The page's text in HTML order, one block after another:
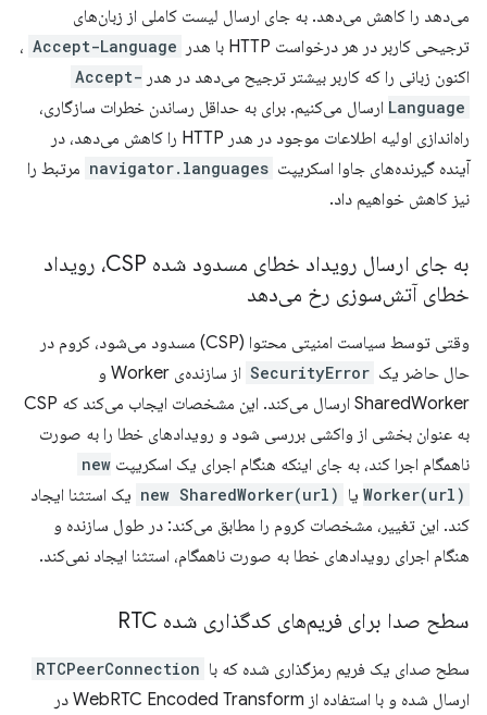
می‌دهد را کاهش می‌دهد. به جای ارسال لیست کاملی از زبان‌های
ترجیحی کاربر در هر درخواست HTTP با هدر
Accept-Language ،
اکنون زبانی را که کاربر بیشتر ترجیح می‌دهد در هدر Accept-
Language ارسال می‌کنیم. برای به حداقل رساندن خطرات سازگاری،
راه‌اندازی اولیه اطلاعات موجود در هدر HTTP را کاهش می‌دهد، در
آینده گیرنده‌های جاوا اسکریپت navigator.languages ​​مرتبط را
نیز کاهش خواهیم داد.
به جای ارسال رویداد خطای مسدود شده CSP، رویداد
خطای آتش‌سوزی رخ می‌دهد
وقتی توسط سیاست امنیتی محتوا (CSP) مسدود می‌شود، کروم در
حال حاضر یک SecurityError
از سازنده‌ی Worker و
SharedWorker ارسال می‌کند. این مشخصات ایجاب می‌کند که CSP
به عنوان بخشی از واکشی بررسی شود و رویدادهای خطا را به صورت
ناهمگام اجرا کند، به جای اینکه هنگام اجرای یک اسکریپت new
Worker(url) یا new SharedWorker(url) یک استثنا ایجاد
کند. این تغییر، مشخصات کروم را مطابق می‌کند: در طول سازنده و
هنگام اجرای رویدادهای خطا به صورت ناهمگام، استثنا ایجاد نمی‌کند.
سطح صدا برای فریم‌های کدگذاری شده RTC
سطح صدای یک فریم رمزگذاری شده که با RTCPeerConnection
ارسال شده و با استفاده از WebRTC Encoded Transform در